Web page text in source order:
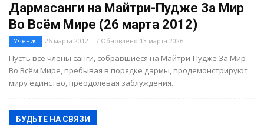
Дармасанги на Майтри-Пудже За Мир
Во Всём Мире (26 марта 2012)
Учения 26 марта 2012 г. / Обновлено 13 марта 2026 г.
Пусть все члены санги, собравшиеся на Майтри-Пудже За Мир
Во Всём Мире, пребывая в порядке дармы, продемонстрируют
миру единство, преодолевая заблуждения...
БУДЬТЕ НА СВЯЗИ